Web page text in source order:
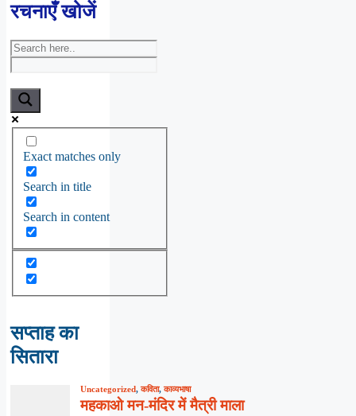
रचनाएँ खोजें
Exact matches only
Search in title
Search in content
सप्ताह का
सितारा
Uncategorized,कविता,काव्यभाषा
महकाओ मन-मंदिर में मैत्री माला